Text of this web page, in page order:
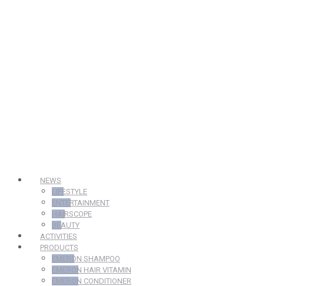
NEWS
LIFESTYLE
ENTERTAINMENT
HAIRSCOPE
BEAUTY
ACTIVITIES
PRODUCTS
EMERON SHAMPOO
EMERON HAIR VITAMIN
EMERON CONDITIONER